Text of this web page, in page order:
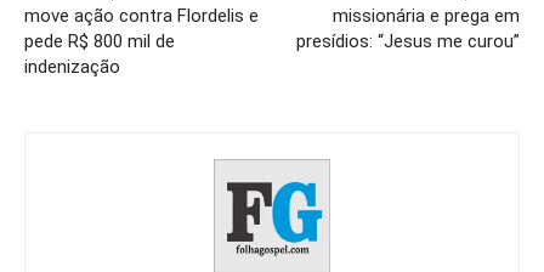
move ação contra Flordelis e
pede R$ 800 mil de
indenização
missionária e prega em
presídios: “Jesus me curou”